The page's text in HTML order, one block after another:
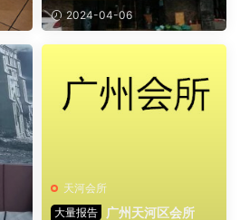
会所2024-04-06
天河会所
大量报告
广州天河区会所